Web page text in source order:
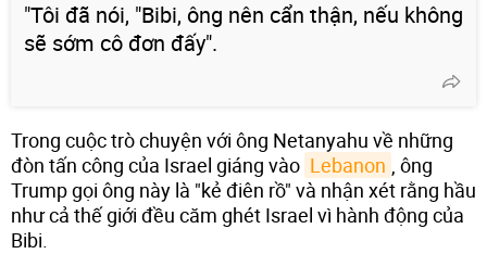
"Tôi đã nói, "Bibi, ông nên cẩn thận, nếu không
sẽ sớm cô đơn đấy".
Trong cuộc trò chuyện với ông Netanyahu về những
đòn tấn công của Israel giáng vào Lebanon , ông
Trump gọi ông này là "kẻ điên rồ" và nhận xét rằng hầu
như cả thế giới đều căm ghét Israel vì hành động của
Bibi.